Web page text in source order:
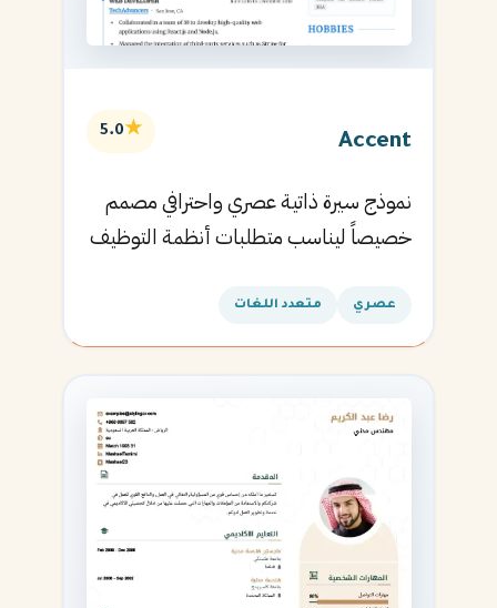
Accent
★
5.0
نموذج سيرة ذاتية عصري واحترافي مصمم
خصيصاً ليناسب متطلبات أنظمة التوظيف
القادمة.
عصري متعدد اللغات